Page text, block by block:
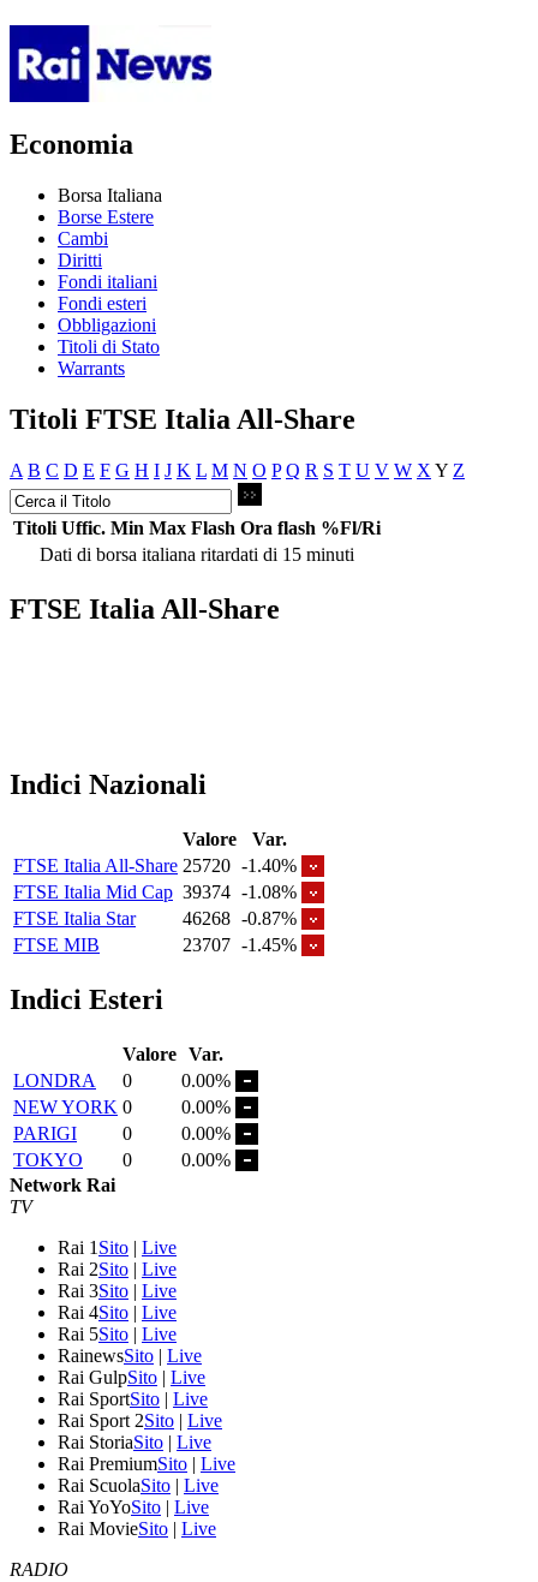
Economia
Borsa Italiana
Borse Estere
Cambi
Diritti
Fondi italiani
Fondi esteri
Obbligazioni
Titoli di Stato
Warrants
Titoli FTSE Italia All-Share
A B C D E F G H I J K L M N O P Q R S T U V W X Y Z
Titoli Uffic. Min Max Flash Ora flash %Fl/Ri
Dati di borsa italiana ritardati di 15 minuti
FTSE Italia All-Share
Indici Nazionali
Valore
Var.
FTSE Italia All-Share 25720 -1.40%
FTSE Italia Mid Cap 39374 -1.08%
FTSE Italia Star
46268 -0.87%
FTSE MIB
23707 -1.45%
Indici Esteri
Valore Var.
LONDRA
0
0.00%
NEW YORK 0
0.00%
PARIGI
0
0.00%
TOKYO
0
0.00%
Network Rai
TV
Rai 1 Sito | Live
Rai 2Sito | Live
Rai 3Sito | Live
Rai 4Sito | Live
Rai 5Sito | Live
RainewsSito | Live
Rai GulpSito | Live
Rai SportSito | Live
Rai Sport 2Sito | Live
Rai StoriaSito | Live
Rai PremiumSito | Live
Rai ScuolaSito | Live
Rai YoYoSito | Live
Rai MovieSito | Live
RADIO